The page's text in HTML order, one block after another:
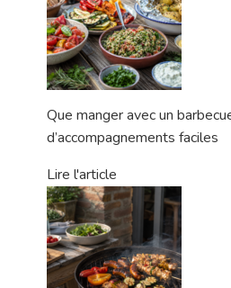
Que manger avec un
d’accompagnements faciles
Lire l'article